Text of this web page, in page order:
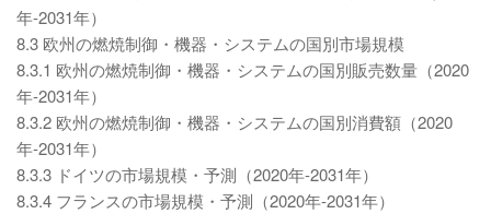
年-2031年）
8.3 欧州の燃焼制御・機器・システムの国別市場規模
8.3.1 欧州の燃焼制御・機器・システムの国別販売数量（2020
年-2031年）
8.3.2 欧州の燃焼制御・機器・システムの国別消費額（2020
年-2031年）
8.3.3 ドイツの市場規模・予測（2020年-2031年）
8.3.4 フランスの市場規模・予測（2020年-2031年）